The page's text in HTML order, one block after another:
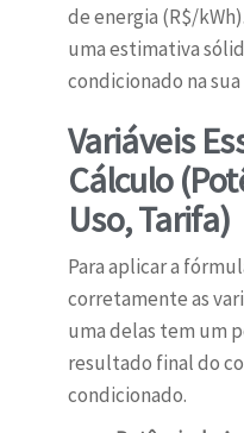
de energia (R$/
uma estimativa
condicionado na
Variáveis
Cálculo
Uso, Tarifa)
Para aplicar a
corretamente as
uma delas tem um
resultado final do
condicionado.